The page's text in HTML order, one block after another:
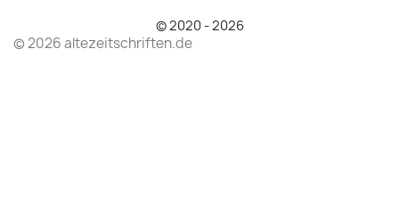
© 2020 - 2026
© 2026 altezeitschriften.de